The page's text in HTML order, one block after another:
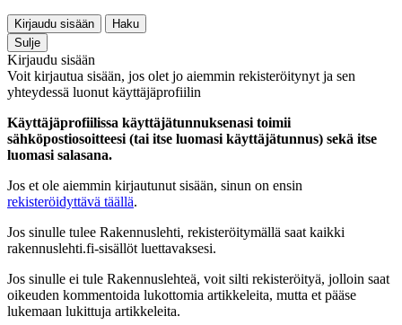
Kirjaudu sisään
Haku
Sulje
Kirjaudu sisään
Voit kirjautua sisään, jos olet jo aiemmin rekisteröitynyt ja sen
yhteydessä luonut käyttäjäprofiilin
Käyttäjäprofiilissa käyttäjätunnuksenasi toimii
sähköpostiosoitteesi (tai itse luomasi käyttäjätunnus) sekä itse
luomasi salasana.
Jos et ole aiemmin kirjautunut sisään, sinun on ensin
rekisteröidyttävä täällä.
Jos sinulle tulee Rakennuslehti, rekisteröitymällä saat kaikki
rakennuslehti.fi-sisällöt luettavaksesi.
Jos sinulle ei tule Rakennuslehteä, voit silti rekisteröityä, jolloin saat
oikeuden kommentoida lukottomia artikkeleita, mutta et pääse
lukemaan lukittuja artikkeleita.